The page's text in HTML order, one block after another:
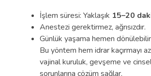
İşlem süresi: Yaklaşık 15–20
Anestezi gerektirmez, ağrısızdır.
Günlük yaşama hemen
Bu yöntem hem idrar kaçırmayı
vajinal kuruluk, gevşeme ve
sorunlarına çözüm sağlar.